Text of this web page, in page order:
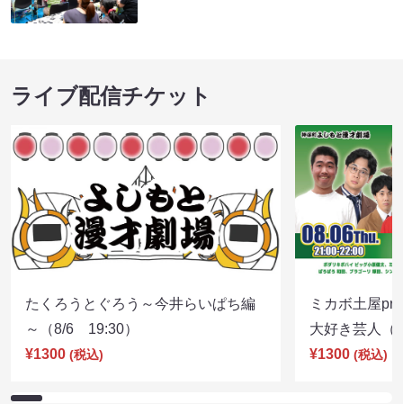
ライブ配信チケット
たくろうとぐろう～今井らいぱち編
～（8/6 19:30）
¥1300 (税込)
ミカボ土屋
大好き芸人
¥1300 (税込)